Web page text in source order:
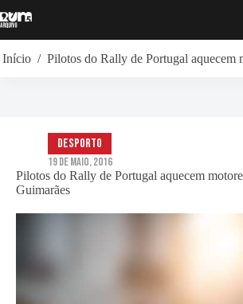
para
Início / Pilotos do Rally de Portugal aquecem
Pilotos do Rally de Portugal aquecem
Guimarães
Desporto
19 de Maio, 2016